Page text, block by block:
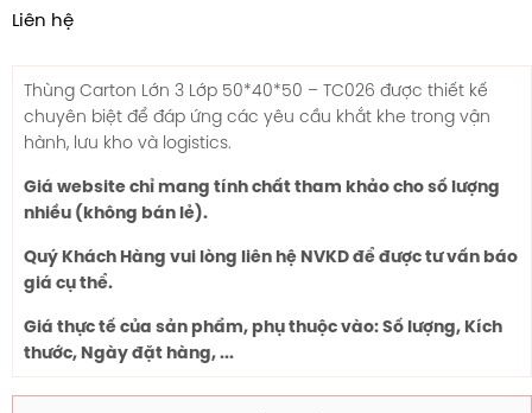
Liên hệ
Thùng Carton Lớn 3 Lớp 50*40*50 – TC026 được thiết kế
chuyên biệt để đáp ứng các yêu cầu khắt khe trong vận
hành, lưu kho và logistics.
Giá website chỉ mang tính chất tham khảo cho số lượng
nhiều (không bán lẻ).
Quý Khách Hàng vui lòng liên hệ NVKD để được tư vấn báo
giá cụ thể.
Giá thực tế của sản phẩm, phụ thuộc vào: Số lượng, Kích
thước, Ngày đặt hàng, ...